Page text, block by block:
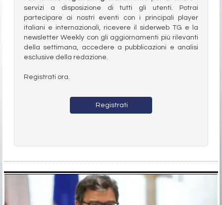
servizi a disposizione di tutti gli utenti. Potrai
partecipare ai nostri eventi con i principali player
italiani e internazionali, ricevere il siderweb TG e la
newsletter Weekly con gli aggiornamenti più rilevanti
della settimana, accedere a pubblicazioni e analisi
esclusive della redazione.
Registrati ora.
Registrati